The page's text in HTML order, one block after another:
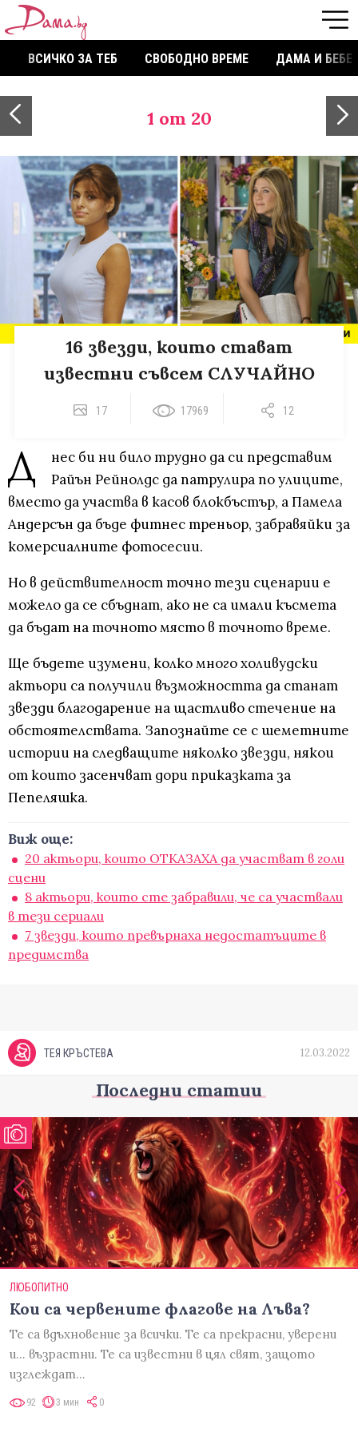
ВСИЧКО ЗА ТЕБ СВОБОДНО ВРЕМЕ ДАМА И БЕБЕ
1 от 20
16 звезди, които стават
известни съвсем СЛУЧАЙНО
17 17969 12
Д
нес би ни било трудно да си представим
Райън Рейнолдс да патрулира по улиците,
вместо да участва в касов блокбъстър, а Памела
Андерсън да бъде фитнес треньор, забравяйки за
комерсиалните фотосесии.
Но в действителност точно тези сценарии е
можело да се сбъднат, ако не са имали късмета
да бъдат на точното място в точното време.
Ще бъдете изумени, колко много холивудски
актьори са получили възможността да станат
звезди благодарение на щастливо стечение на
обстоятелствата. Запознайте се с шеметните
истории на следващите няколко звезди, някои
от които засенчват дори приказката за
Пепеляшка.
Виж още:
20 актьори, които ОТКАЗАХА да участват в голи
сцени
8 актьори, които сте забравили, че са участвали
в тези сериали
7 звезди, които превърнаха недостатъците в
предимства
ТЕЯ КРЪСТЕВА 12.03.2022
Последни статии
ЛЮБОПИТНО
Кои са червените флагове на Лъва?
Те са вдъхновение за всички. Те са прекрасни, уверени
и... възрастни. Те са известни в цял свят, защото
изглеждат…
92 3 мин 0